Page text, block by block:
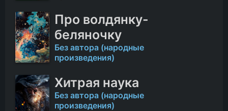
Про волдянку-
беляночку
Без автора (народные
произведения)
Хитрая наука
Без автора (народные
произведения)